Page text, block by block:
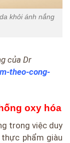
khỏi ánh nắng
của Dr
theo-cong-
oxy hóa
trong việc duy
phẩm giàu